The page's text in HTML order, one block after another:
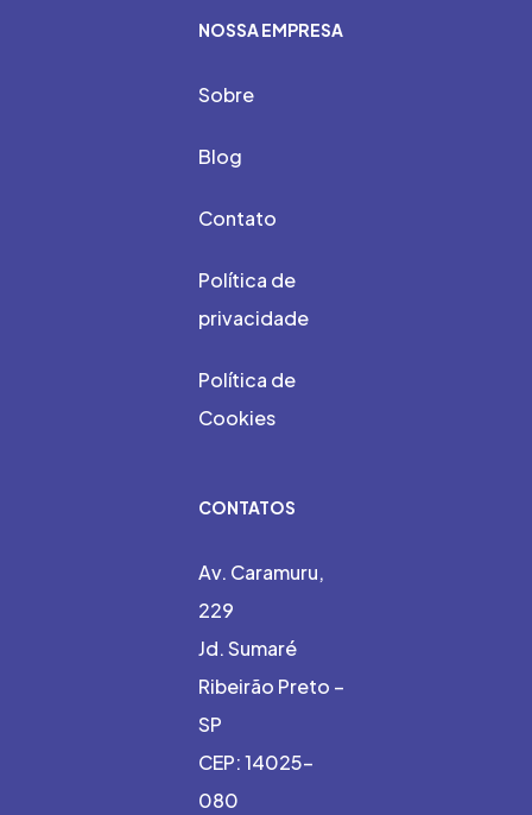
NOSSA EMPRESA
Sobre
Blog
Contato
Política de
privacidade
Política de
Cookies
CONTATOS
Av. Caramuru,
229
Jd. Sumaré
Ribeirão Preto –
SP
CEP: 14025-
080